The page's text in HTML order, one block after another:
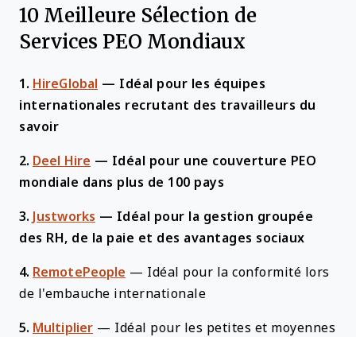
10 Meilleure Sélection de
Services PEO Mondiaux
1. HireGlobal — Idéal pour les équipes
internationales recrutant des travailleurs du
savoir
2. Deel Hire — Idéal pour une couverture PEO
mondiale dans plus de 100 pays
3. Justworks — Idéal pour la gestion groupée
des RH, de la paie et des avantages sociaux
4. RemotePeople — Idéal pour la conformité lors
de l'embauche internationale
5. Multiplier — Idéal pour les petites et moyennes